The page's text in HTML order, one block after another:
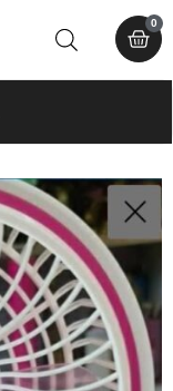
0